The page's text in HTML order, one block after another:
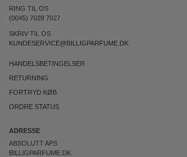
RING TIL OS
(0045) 7028 7027
SKRIV TIL OS
KUNDESERVICE@BILLIGPARFUME.DK
HANDELSBETINGELSER
RETURNING
FORTRYD KØB
ORDRE STATUS
ADRESSE
ABSOLUTT APS
BILLIGPARFUME.DK